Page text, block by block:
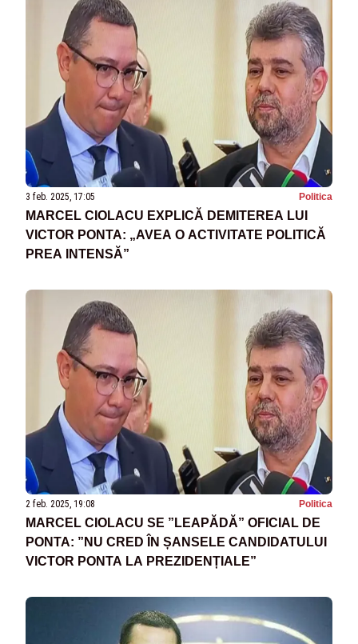
3 feb. 2025, 17:05 Politica
MARCEL CIOLACU EXPLICĂ DEMITEREA LUI
VICTOR PONTA: „AVEA O ACTIVITATE POLITICĂ
PREA INTENSĂ”
2 feb. 2025, 19:08 Politica
MARCEL CIOLACU SE ”LEAPĂDĂ” OFICIAL DE
PONTA: ”NU CRED ÎN ȘANSELE CANDIDATULUI
VICTOR PONTA LA PREZIDENȚIALE”